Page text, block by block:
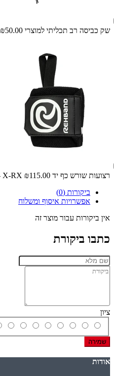
שק כביסה רב תכליתי למוצרי Rehband ₪50.00
רצועות שורש כף יד Black - X-RX ₪115.00
ביקורות (0)
אפשרויות איסוף ומשלוח
אין ביקורות עבור מוצר זה
כתבו ביקורת
ציון
שמירה
אודות